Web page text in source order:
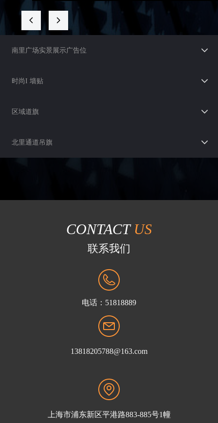
넳 넲
南里广场实景展示广告位
时尚I 墙贴
区域道旗
北里通道吊旗
CONTACT US
联系我们
13818205788@163.com
电话：51818889
51818889
上海市浦东新区平港路883-885号1幢